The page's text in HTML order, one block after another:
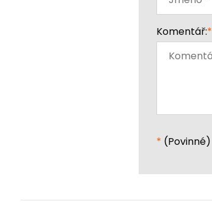
Komentář:*
* (Povinné)